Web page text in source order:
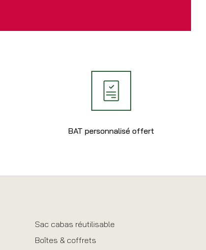
BAT personnalisé offert
Sac cabas réutilisable
Boîtes & coffrets